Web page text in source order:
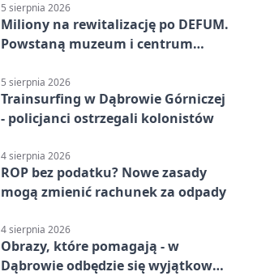
5 sierpnia 2026
Miliony na rewitalizację po DEFUM.
Powstaną muzeum i centrum
5 sierpnia 2026
Trainsurfing w Dąbrowie Górniczej
- policjanci ostrzegali kolonistów
4 sierpnia 2026
ROP bez podatku? Nowe zasady
mogą zmienić rachunek za odpady
4 sierpnia 2026
Obrazy, które pomagają - w
Dąbrowie odbędzie się wyjątkowa